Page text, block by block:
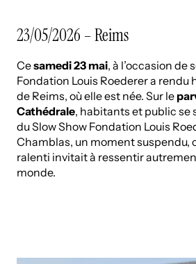
23/05/2026 – Reims
Cesamedi 23 mai, à l’occasion de
Fondation Louis Roederer a rendu
de Reims, où elle est née. Sur le
Cathédrale, habitants et public se
du Slow Show Fondation Louis
Chamblas, un moment suspendu,
ralenti invitait à ressentir
monde.